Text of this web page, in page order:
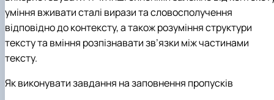
уміння вживати сталі вирази та словосполучення
відповідно до контексту, а також розуміння структури
тексту та вміння розпізнавати зв’язки між частинами
тексту.
Як виконувати завдання на заповнення пропусків